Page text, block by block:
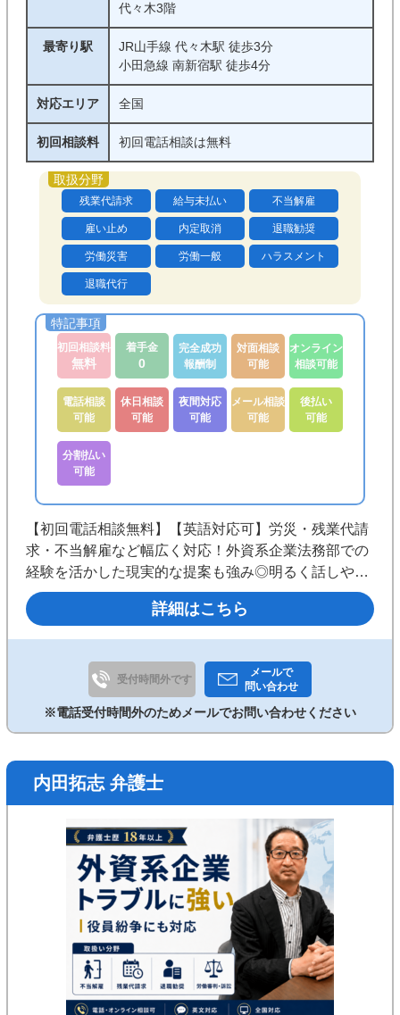
代々木3階
最寄り駅
JR山手線 代々木駅 徒歩3分
小田急線 南新宿駅 徒歩4分
対応エリア 全国
初回相談料 初回電話相談は無料
残業代請求 給与未払い 不当解雇
雇い止め 内定取消 退職勧奨
労働災害 労働一般 ハラスメント
退職代行
初回相談料
無料
着手金
0
完全成功
報酬制
対面相談
可能
オンライン
相談可能
電話相談
可能
休日相談
可能
夜間対応
可能
メール相談
可能
後払い
可能
分割払い
可能
【初回電話相談無料】【英語対応可】労災・残業代請
求・不当解雇など幅広く対応！外資系企業法務部での
経験を活かした現実的な提案も強み◎明るく話しやす
い人柄で、会社に言い出しづらいお悩みも解決まで伴
走します《代々木駅徒歩3分／夜間・休日相談可／分
割・後払い相談可》
詳細はこちら
受付時間外です
メールで
問い合わせ
※電話受付時間外のためメールでお問い合わせください
内田拓志 弁護士